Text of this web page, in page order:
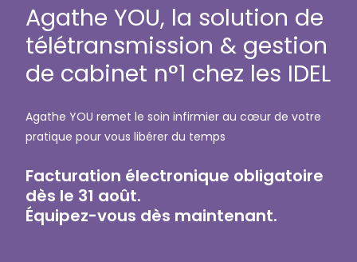
Agathe YOU, la solution de
télétransmission & gestion
de cabinet n°1 chez les IDEL
Agathe YOU remet le soin infirmier au cœur de votre
pratique pour vous libérer du temps
Facturation électronique obligatoire
dès le 31 août.
Équipez-vous dès maintenant.